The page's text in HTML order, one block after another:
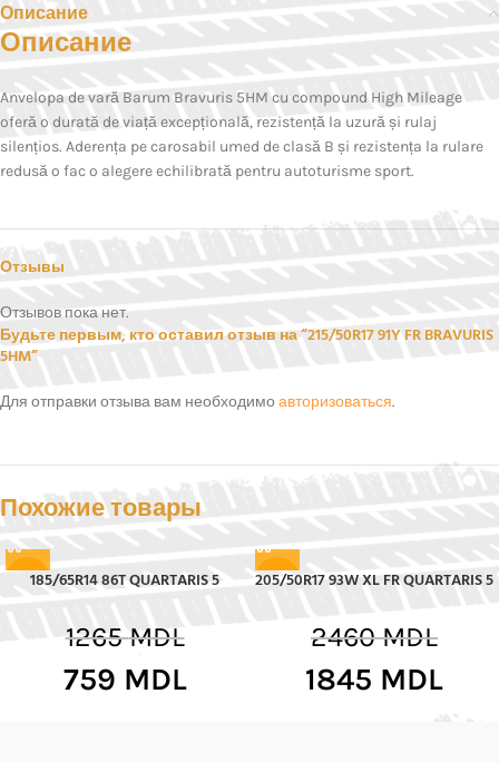
Описание
Описание
Anvelopa de vară Barum Bravuris 5HM cu compound High Mileage
oferă o durată de viață excepțională, rezistență la uzură și rulaj
silențios. Aderența pe carosabil umed de clasă B și rezistența la rulare
redusă o fac o alegere echilibrată pentru autoturisme sport.
Отзывы
Отзывов пока нет.
Будьте первым, кто оставил отзыв на “215/50R17 91Y FR BRAVURIS
5HM”
Для отправки отзыва вам необходимо авторизоваться.
Похожие товары
-40%185/65R14 86T QUARTARIS 5
1265MDL
759 MDL
-25%
205/50R17 93W XL FR QUARTARIS 5
2460MDL
1845 MDL